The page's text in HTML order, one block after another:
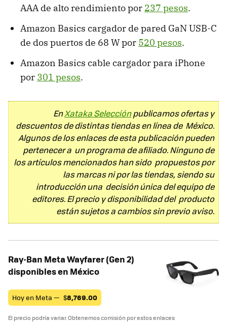
AAA de alto rendimiento por 237 pesos.
Amazon Basics cargador de pared GaN USB-C
de dos puertos de 68 W por 520 pesos.
Amazon Basics cable cargador para iPhone
por 301 pesos.
EnXataka Selecciónpublicamos ofertas y
descuentos de distintas tiendas en línea de México.
Algunos de los enlaces de esta publicación pueden
pertenecer a un programa de afiliado. Ninguno de
los artículos mencionados han sido propuestos por
las marcas ni por las tiendas, siendo su
introducción una decisión única del equipo de
editores. El precio y disponibilidad del producto
están sujetos a cambios sin previo aviso.
Ray-Ban Meta Wayfarer (Gen 2)
disponibles en México
Hoy en Meta — $8,769.00
El precio podría variar. Obtenemos comisión por estos enlaces